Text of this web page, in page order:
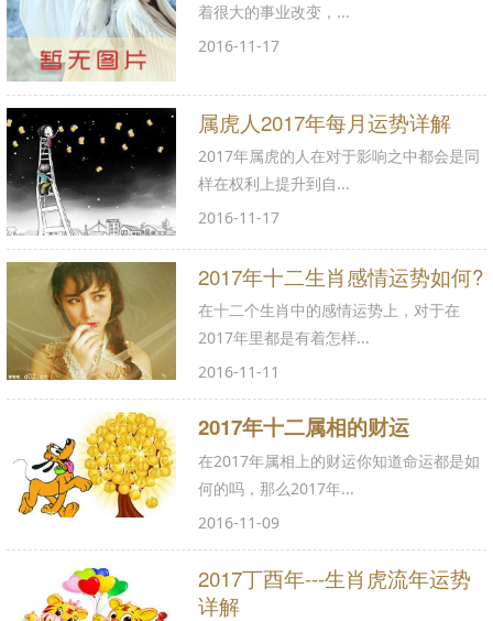
着很大的事业改变，...
2016-11-17
属虎人2017年每月运势详解
2017年属虎的人在对于影响之中都会是同
样在权利上提升到自...
2016-11-17
2017年十二生肖感情运势如何?
在十二个生肖中的感情运势上，对于在
2017年里都是有着怎样...
2016-11-11
2017年十二属相的财运
在2017年属相上的财运你知道命运都是如
何的吗，那么2017年...
2016-11-09
2017丁酉年---生肖虎流年运势
详解